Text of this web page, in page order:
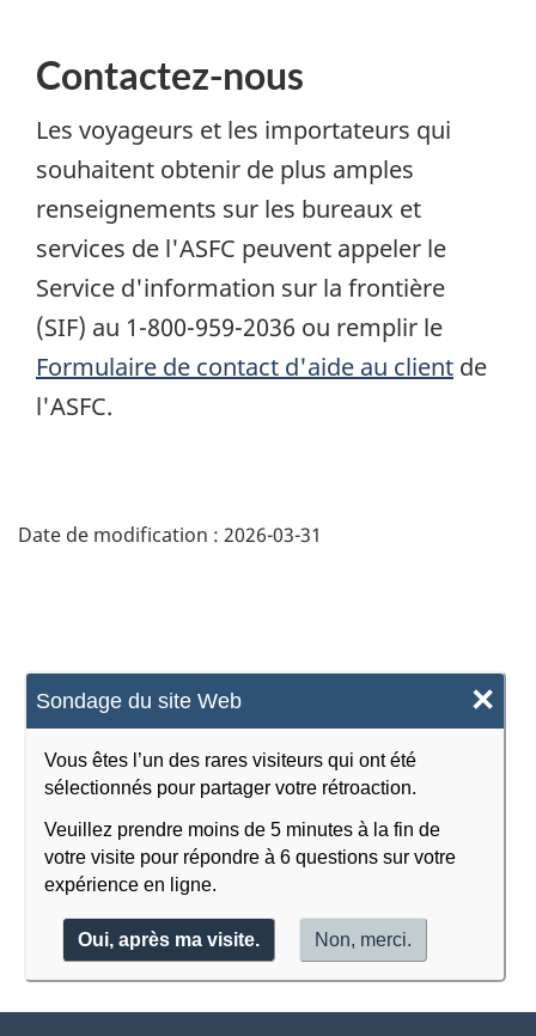
Sondage du site Web ×
Vous êtes l’un des rares visiteurs qui ont été
sélectionnés pour partager votre rétroaction.
Veuillez prendre moins de 5 minutes à la fin de
votre visite pour répondre à 6 questions sur votre
expérience en ligne.
Oui, après ma visite. Non, merci.
Contactez-nous
Les voyageurs et les importateurs qui
souhaitent obtenir de plus amples
renseignements sur les bureaux et
services de l'ASFC peuvent appeler le
Service d'information sur la frontière
(SIF) au 1-800-959-2036 ou remplir le
Formulaire de contact d'aide au client de
l'ASFC.
de
Date de modification : 2026-03-31